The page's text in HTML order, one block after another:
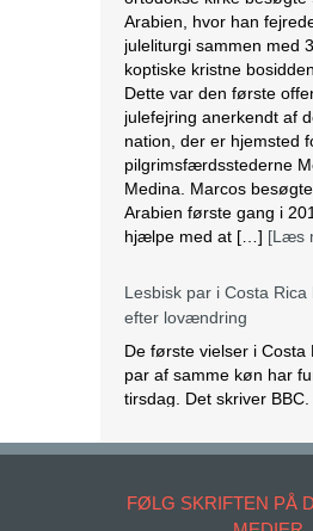
Medina. Marcos besøgte
Arabien første gang i
hjælpe med at […]
Lesbisk par i Costa Rica
efter lovændring
De første vielser i Costa
par af samme køn har
tirsdag. Det skriver BBC.
Costa Rica det første
homoseksuelle par at
lesbiske par Alexandra
på nationalt […]
Abbas erklærer alle
Mahmoud Abbas
og forståelser med Israel
FØLG SKRIFTEN PÅ